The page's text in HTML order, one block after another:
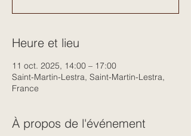
Heure et lieu
11 oct. 2025, 14:00 – 17:00
Saint-Martin-Lestra, Saint-Martin-Lestra,
France
À propos de l'événement